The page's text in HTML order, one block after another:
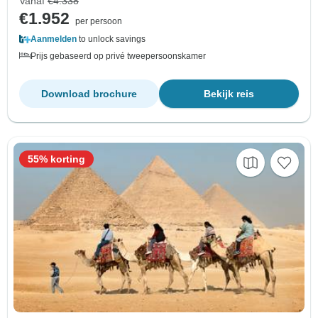
€1.952
per persoon
Aanmelden to unlock savings
Prijs gebaseerd op privé tweepersoonskamer
Bekijk reis
Download brochure
55% korting